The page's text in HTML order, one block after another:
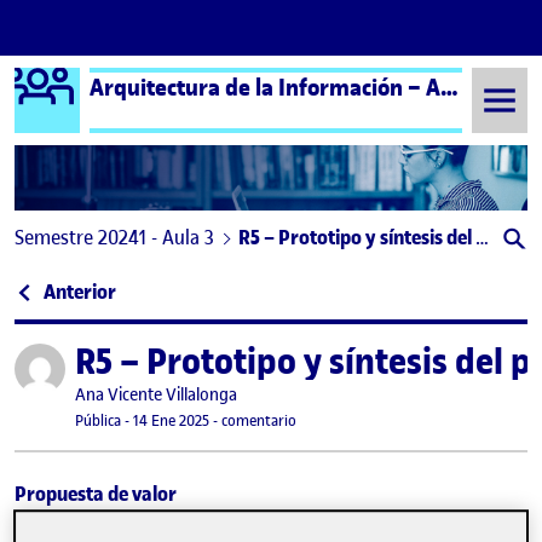
Saltar al contenido
Logo Ágora Arquitectura de la Información – Aula 3
Semestre 20241 - Aula 3 R5 – Prototipo y síntesis del proyecto
Navegación de entradas
Anterior: R4 – REFERENCIAS Y ANÁLISIS CRÍTICO
Publicado porR5 – Prototipo y síntesis del
Publicado por
Ana Vicente Villalonga
Visibilidad:
Pública-Fecha de publicación
14 Ene 2025-comentario
Propuesta de valor